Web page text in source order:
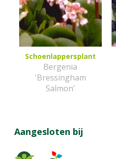
Schoenlappersplant
Bergenia
'Bressingham
Salmon'
Aangesloten bij